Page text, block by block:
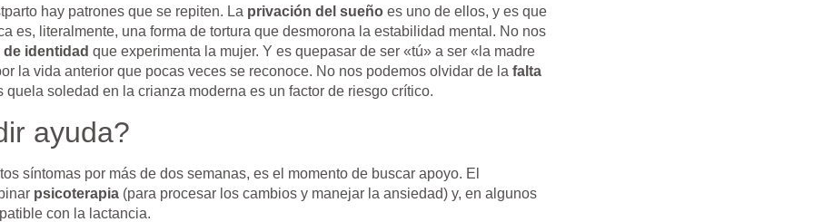
hay patrones que se repiten. La privación del sueñoes uno de ellos, y es que
es, literalmente, una forma de tortura que desmorona la estabilidad mental. No nos
identidad que experimenta la mujer. Y es quepasar de ser «tú» a ser «la madre
la vida anterior que pocas veces se reconoce. No nos podemos olvidar de la falta
quela soledad en la crianza moderna es un factor de riesgo crítico.
ayuda?
síntomas por más de dos semanas, es el momento de buscar apoyo. El
psicoterapia(para procesar los cambios y manejar la ansiedad) y, en algunos
con la lactancia.